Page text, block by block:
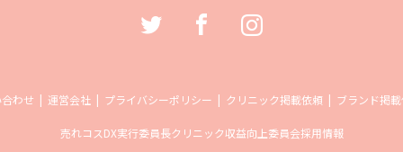
わせ 運営会社 プライバシーポリシー クリニック掲載依頼 ブランド掲
売れコスDX実行委員長クリニック収益向上委員会採用情報